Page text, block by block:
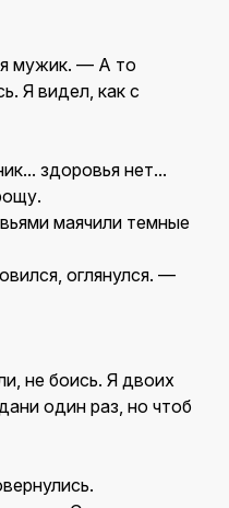
мужик. — А то
Я видел, как с
здоровья нет...
маячили темные
оглянулся. —
не боись. Я двоих
один раз, но чтоб